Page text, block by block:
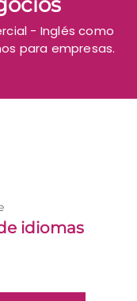
- Inglés como
para empresas.
idiomas